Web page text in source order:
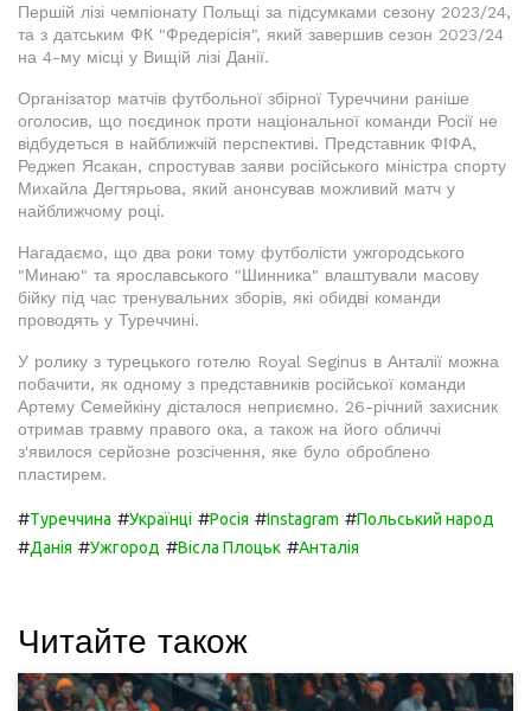
Першій лізі чемпіонату Польщі за підсумками сезону 2023/24,
та з датським ФК "Фредерісія", який завершив сезон 2023/24
на 4-му місці у Вищій лізі Данії.
Організатор матчів футбольної збірної Туреччини раніше
оголосив, що поєдинок проти національної команди Росії не
відбудеться в найближчій перспективі. Представник ФІФА,
Реджеп Ясакан, спростував заяви російського міністра спорту
Михайла Дегтярьова, який анонсував можливий матч у
найближчому році.
Нагадаємо, що два роки тому футболісти ужгородського
"Минаю" та ярославського "Шинника" влаштували масову
бійку під час тренувальних зборів, які обидві команди
проводять у Туреччині.
У ролику з турецького готелю Royal Seginus в Анталії можна
побачити, як одному з представників російської команди
Артему Семейкіну дісталося неприємно. 26-річний захисник
отримав травму правого ока, а також на його обличчі
з'явилося серйозне розсічення, яке було оброблено
пластирем.
#Туреччина #Українці #Росія #Instagram #Польський народ
#Данія #Ужгород #Вісла Плоцьк #Анталія
Читайте також